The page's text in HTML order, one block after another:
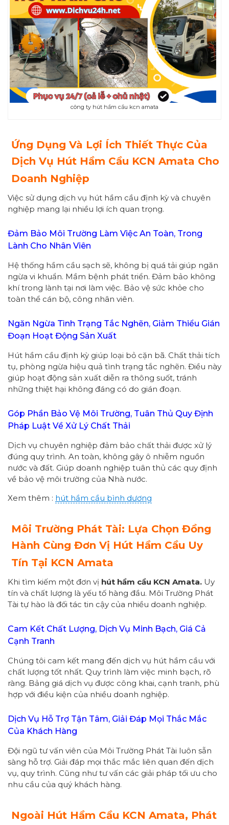
công ty hút hầm cầu kcn amata
Ứng Dụng Và Lợi Ích Thiết Thực Của
Dịch Vụ Hút Hầm Cầu KCN Amata Cho
Doanh Nghiệp
Việc sử dụng dịch vụ hút hầm cầu định kỳ và chuyên
nghiệp mang lại nhiều lợi ích quan trọng.
Đảm Bảo Môi Trường Làm Việc An Toàn, Trong
Lành Cho Nhân Viên
Hệ thống hầm cầu sạch sẽ, không bị quá tải giúp ngăn
ngừa vi khuẩn. Mầm bệnh phát triển. Đảm bảo không
khí trong lành tại nơi làm việc. Bảo vệ sức khỏe cho
toàn thể cán bộ, công nhân viên.
Ngăn Ngừa Tình Trạng Tắc Nghẽn, Giảm Thiểu Gián
Đoạn Hoạt Động Sản Xuất
Hút hầm cầu định kỳ giúp loại bỏ cặn bã. Chất thải tích
tụ, phòng ngừa hiệu quả tình trạng tắc nghẽn. Điều này
giúp hoạt động sản xuất diễn ra thông suốt, tránh
những thiệt hại không đáng có do gián đoạn.
Góp Phần Bảo Vệ Môi Trường, Tuân Thủ Quy Định
Pháp Luật Về Xử Lý Chất Thải
Dịch vụ chuyên nghiệp đảm bảo chất thải được xử lý
đúng quy trình. An toàn, không gây ô nhiễm nguồn
nước và đất. Giúp doanh nghiệp tuân thủ các quy định
về bảo vệ môi trường của Nhà nước.
Xem thêm : hút hầm cầu bình dương
Môi Trường Phát Tài: Lựa Chọn Đồng
Hành Cùng Đơn Vị Hút Hầm Cầu Uy
Tín Tại KCN Amata
Khi tìm kiếm một đơn vị hút hầm cầu KCN Amata. Uy
tín và chất lượng là yếu tố hàng đầu. Môi Trường Phát
Tài tự hào là đối tác tin cậy của nhiều doanh nghiệp.
Cam Kết Chất Lượng, Dịch Vụ Minh Bạch, Giá Cả
Cạnh Tranh
Chúng tôi cam kết mang đến dịch vụ hút hầm cầu với
chất lượng tốt nhất. Quy trình làm việc minh bạch, rõ
ràng. Bảng giá dịch vụ được công khai, cạnh tranh, phù
hợp với điều kiện của nhiều doanh nghiệp.
Dịch Vụ Hỗ Trợ Tận Tâm, Giải Đáp Mọi Thắc Mắc
Của Khách Hàng
Đội ngũ tư vấn viên của Môi Trường Phát Tài luôn sẵn
sàng hỗ trợ. Giải đáp mọi thắc mắc liên quan đến dịch
vụ, quy trình. Cũng như tư vấn các giải pháp tối ưu cho
nhu cầu của quý khách hàng.
Ngoài Hút Hầm Cầu KCN Amata, Phát